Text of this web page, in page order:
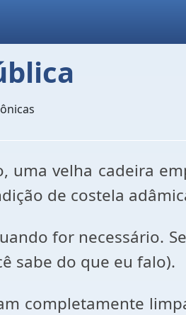
uma velha cadeira
de costela
for necessário.
sabe do que eu falo).
completamente